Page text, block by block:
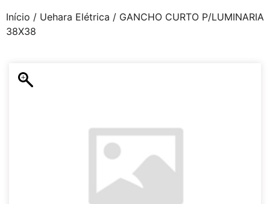
Início / Uehara Elétrica / GANCHO CURTO P/LUMINARIA
38X38